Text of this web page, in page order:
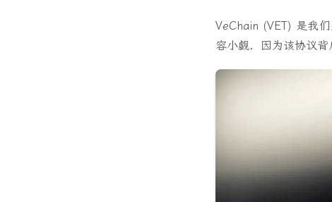
VeChain (VET) 是我
容小觑，因为该协议背